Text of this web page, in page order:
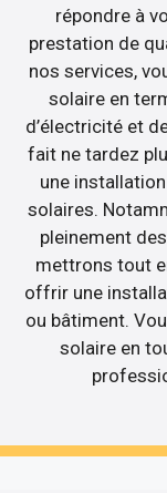
répondre à
prestation de
nos services,
solaire en
d’électricité et
fait ne tardez
une
solaires.
pleinement
mettrons tout
offrir une
ou bâtiment.
solaire en